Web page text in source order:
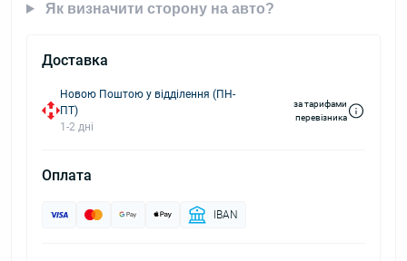
Як визначити сторону на авто?
Доставка
Новою Поштою у відділення (ПН-
ПТ)
1-2 дні
за тарифами
перевізника
Оплата
IBAN